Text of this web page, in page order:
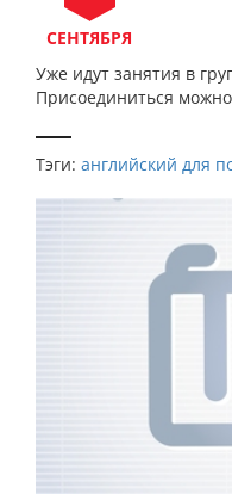
СЕНТЯБРЯ
Уже идут занятия в
Присоединиться
Тэги: английский для